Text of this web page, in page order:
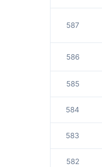
587
586
585
584
583
582